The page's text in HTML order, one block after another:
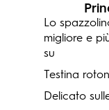
Lo
migliore e
su
Testina
Delicato